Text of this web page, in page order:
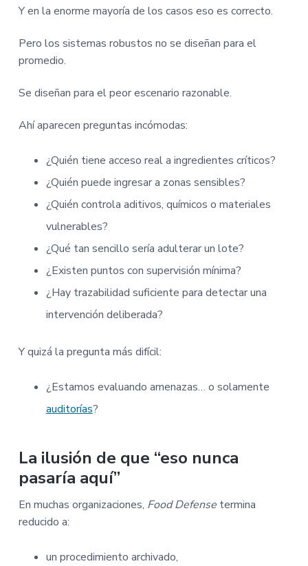
Y en la enorme mayoría de los casos eso es correcto.
Pero los sistemas robustos no se diseñan para el
promedio.
Se diseñan para el peor escenario razonable.
Ahí aparecen preguntas incómodas:
¿Quién tiene acceso real a ingredientes críticos?
¿Quién puede ingresar a zonas sensibles?
¿Quién controla aditivos, químicos o materiales
vulnerables?
¿Qué tan sencillo sería adulterar un lote?
¿Existen puntos con supervisión mínima?
¿Hay trazabilidad suficiente para detectar una
intervención deliberada?
Y quizá la pregunta más difícil:
¿Estamos evaluando amenazas… o solamente
auditorías?
La ilusión de que “eso nunca
pasaría aquí”
En muchas organizaciones, Food Defensetermina
reducido a:
un procedimiento archivado,